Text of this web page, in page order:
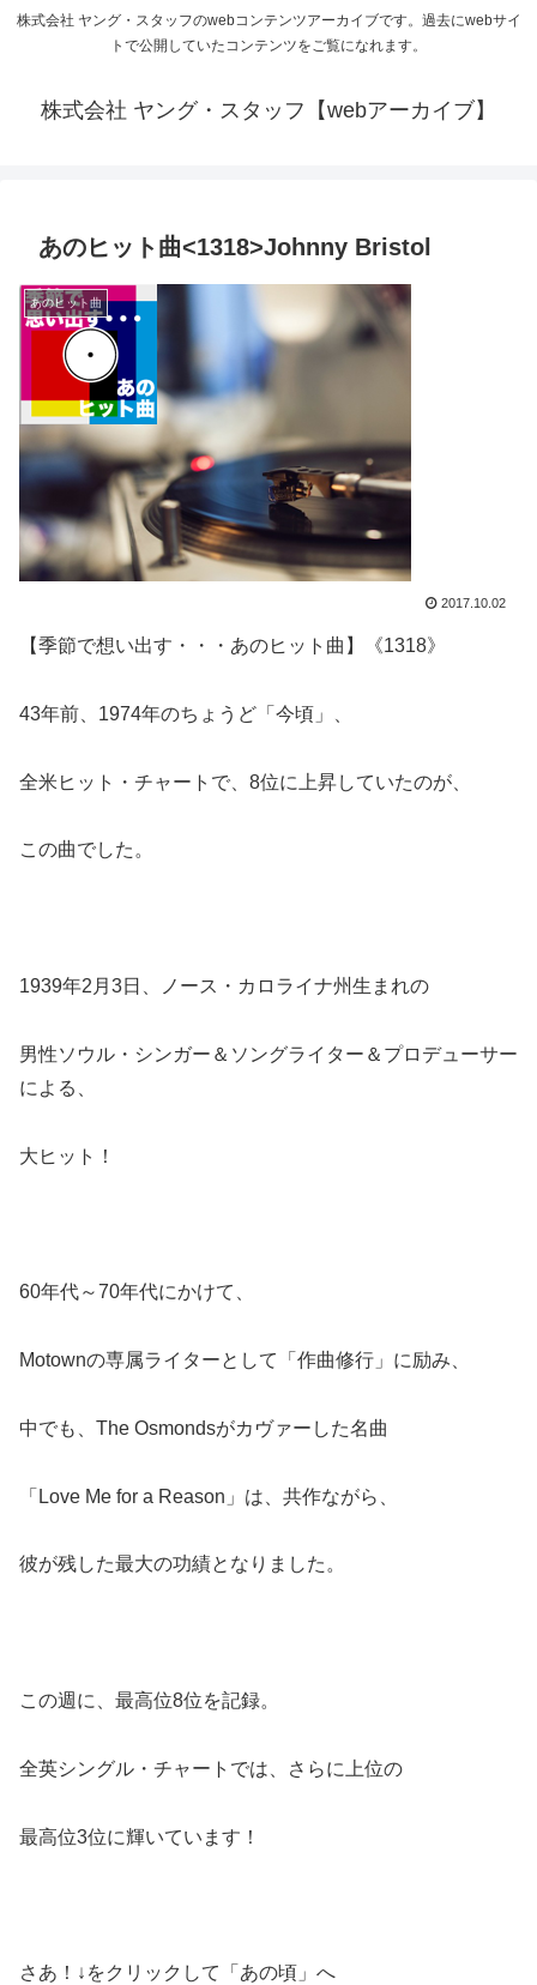
株式会社 ヤング・スタッフのwebコンテンツアーカイブです。過去にwebサイ
トで公開していたコンテンツをご覧になれます。
株式会社 ヤング・スタッフ【webアーカイブ】
あのヒット曲<1318>Johnny Bristol
あのヒット曲
2017.10.02
【季節で想い出す・・・あのヒット曲】《1318》
43年前、1974年のちょうど「今頃」、
全米ヒット・チャートで、8位に上昇していたのが、
この曲でした。
1939年2月3日、ノース・カロライナ州生まれの
男性ソウル・シンガー＆ソングライター＆プロデューサー
による、
大ヒット！
60年代～70年代にかけて、
Motownの専属ライターとして「作曲修行」に励み、
中でも、The Osmondsがカヴァーした名曲
「Love Me for a Reason」は、共作ながら、
彼が残した最大の功績となりました。
この週に、最高位8位を記録。
全英シングル・チャートでは、さらに上位の
最高位3位に輝いています！
さあ！↓をクリックして「あの頃」へ